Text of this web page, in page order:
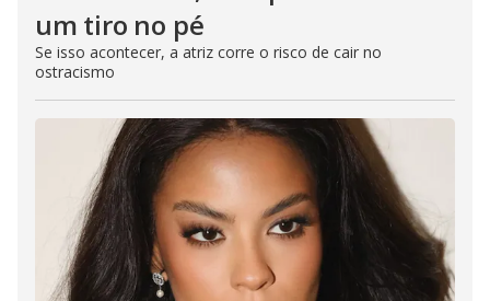
um tiro no pé
Se isso acontecer, a atriz corre o risco de cair no
ostracismo